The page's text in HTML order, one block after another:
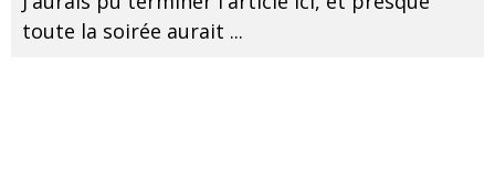
toute la soirée aurait ...